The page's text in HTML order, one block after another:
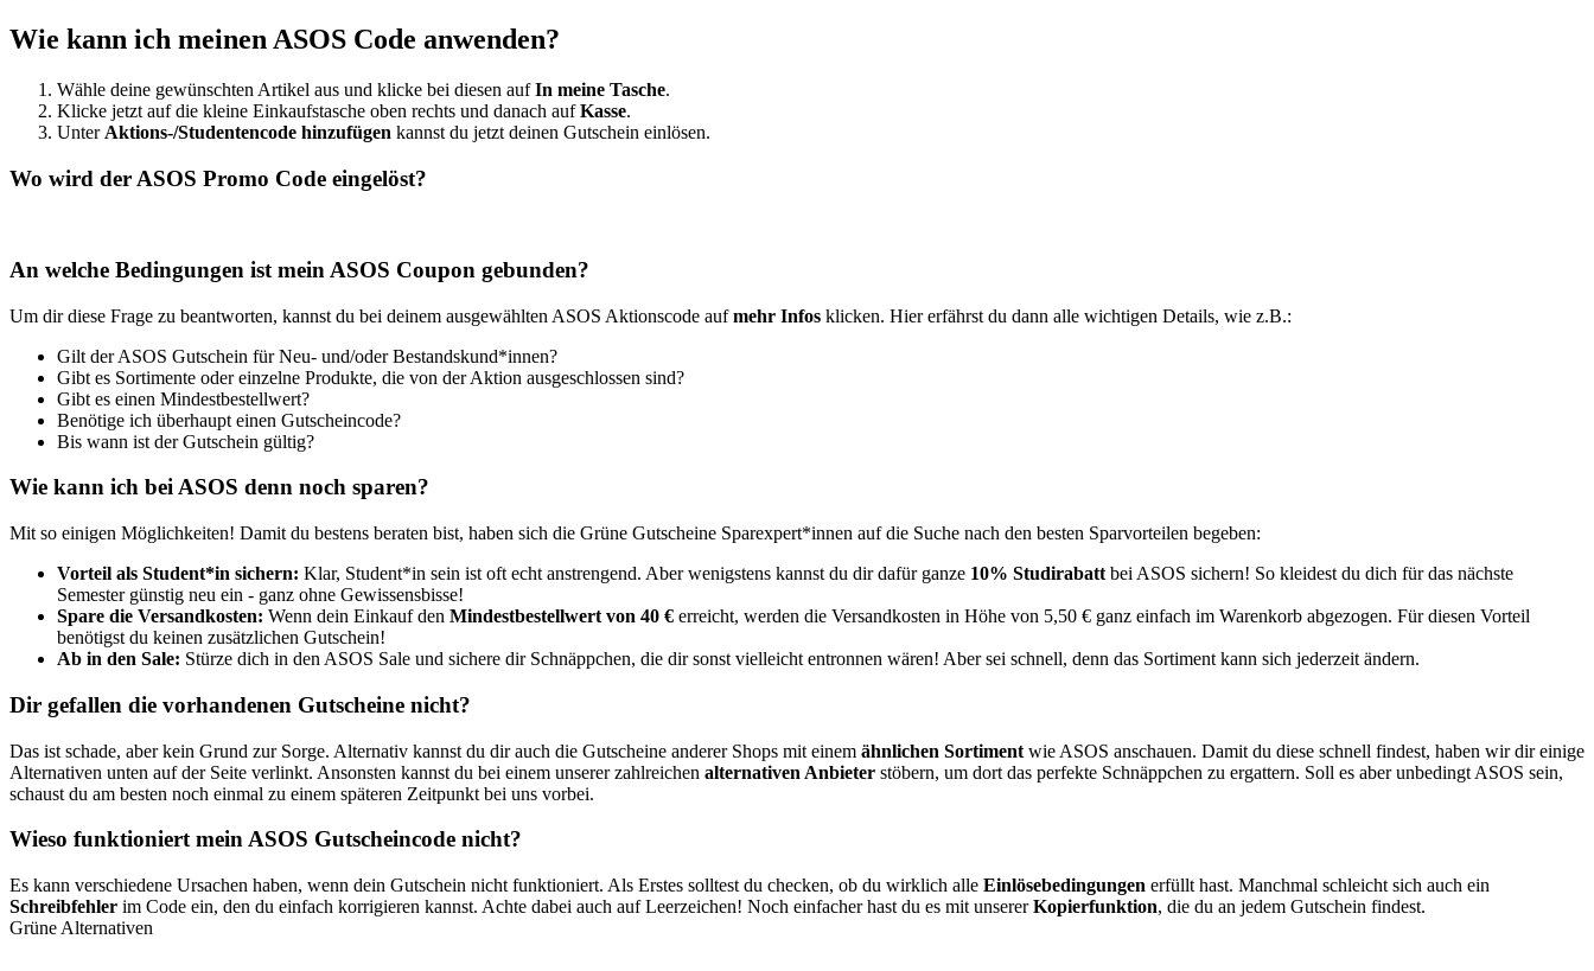
Wie kann ich meinen ASOS Code anwenden?
Wähle deine gewünschten Artikel aus und klicke bei diesen aufIn meine Tasche.
Klicke jetzt auf die kleine Einkaufstasche oben rechts und danach aufKasse.
Unter Aktions-/Studentencode hinzufügen kannst du jetzt deinen Gutschein einlösen.
Wo wird der ASOS Promo Code eingelöst?
An welche Bedingungen ist mein ASOS Coupon gebunden?
Um dir diese Frage zu beantworten, kannst du bei deinem ausgewählten ASOS Aktionscode aufmehr Infos klicken. Hier erfährst du dann alle wichtigen Details, wie z.B.:
Gilt der ASOS Gutschein für Neu- und/oder Bestandskund*innen?
Gibt es Sortimente oder einzelne Produkte, die von der Aktion ausgeschlossen sind?
Gibt es einen Mindestbestellwert?
Benötige ich überhaupt einen Gutscheincode?
Bis wann ist der Gutschein gültig?
Wie kann ich bei ASOS denn noch sparen?
Mit so einigen Möglichkeiten! Damit du bestens beraten bist, haben sich die Grüne Gutscheine Sparexpert*innen auf die Suche nach den besten Sparvorteilen begeben:
Vorteil als Student*in sichern: Klar, Student*in sein ist oft echt anstrengend. Aber wenigstens kannst du dir dafür ganze 10% Studirabatt bei ASOS sichern! So kleidest du dich für das nächste
Semester günstig neu ein - ganz ohne Gewissensbisse!
Spare die Versandkosten: Wenn dein Einkauf den Mindestbestellwert von 40 € erreicht, werden die Versandkosten in Höhe von 5,50 € ganz einfach im Warenkorb abgezogen. Für diesen Vorteil
benötigst du keinen zusätzlichen Gutschein!
Ab in den Sale: Stürze dich in den ASOS Sale und sichere dir Schnäppchen, die dir sonst vielleicht entronnen wären! Aber sei schnell, denn das Sortiment kann sich jederzeit ändern.
Dir gefallen die vorhandenen Gutscheine nicht?
Das ist schade, aber kein Grund zur Sorge. Alternativ kannst du dir auch die Gutscheine anderer Shops mit einem ähnlichen Sortiment wie ASOS anschauen. Damit du diese schnell findest, haben wir dir einige
Alternativen unten auf der Seite verlinkt. Ansonsten kannst du bei einem unserer zahlreichen alternativen Anbieter stöbern, um dort das perfekte Schnäppchen zu ergattern. Soll es aber unbedingt ASOS sein,
schaust du am besten noch einmal zu einem späteren Zeitpunkt bei uns vorbei.
Wieso funktioniert mein ASOS Gutscheincode nicht?
Es kann verschiedene Ursachen haben, wenn dein Gutschein nicht funktioniert. Als Erstes solltest du checken, ob du wirklich alle Einlösebedingungen erfüllt hast. Manchmal schleicht sich auch ein
Schreibfehler im Code ein, den du einfach korrigieren kannst. Achte dabei auch auf Leerzeichen! Noch einfacher hast du es mit unsererKopierfunktion, die du an jedem Gutschein findest.
Grüne Alternativen